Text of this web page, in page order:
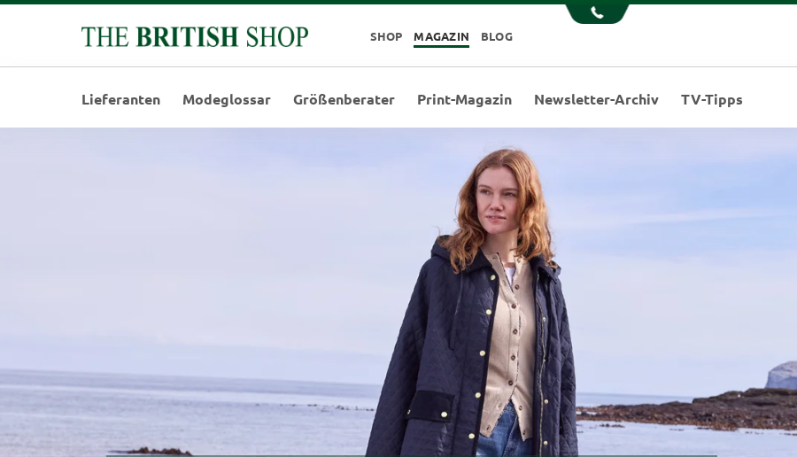
SHOP MAGAZIN BLOG
Lieferanten Modeglossar Größenberater Print-Magazin Newsletter-Archiv TV-Tipps